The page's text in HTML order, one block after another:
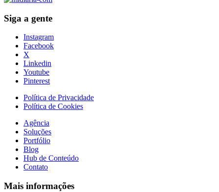
Siga a gente
Instagram
Facebook
X
Linkedin
Youtube
Pinterest
Política de Privacidade
Política de Cookies
Agência
Soluções
Portfólio
Blog
Hub de Conteúdo
Contato
Mais informações